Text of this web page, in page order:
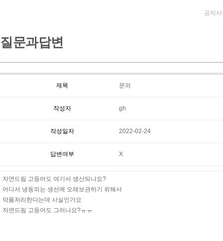
공지사
질문과답변
제목 문의
작성자 gh
작성일자 2022-02-24
답변여부 X
자연드림 고등어도 여기서 생산되나요?
어디서 냉동되는 생선에 오래보관하기 위해서
약품처리한다는데 사실인가요
자연드림 고등어도 그러나요?ㅠㅠ